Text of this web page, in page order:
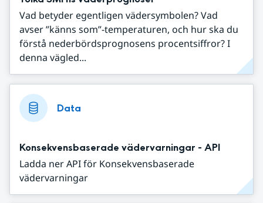
Vad betyder egentligen vädersymbolen? Vad
avser ”känns som”-temperaturen, och hur ska du
förstå nederbördsprognosens procentsiffror? I
denna vägled...
Data
Konsekvensbaserade vädervarningar - API
Ladda ner API för Konsekvensbaserade
vädervarningar